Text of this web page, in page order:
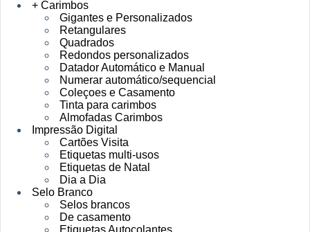
+ Carimbos
Gigantes e Personalizados
Retangulares
Quadrados
Redondos personalizados
Datador Automático e Manual
Numerar automático/sequencial
Coleçoes e Casamento
Tinta para carimbos
Almofadas Carimbos
Impressão Digital
Cartões Visita
Etiquetas multi-usos
Etiquetas de Natal
Dia a Dia
Selo Branco
Selos brancos
De casamento
Etiquetas Autocolantes